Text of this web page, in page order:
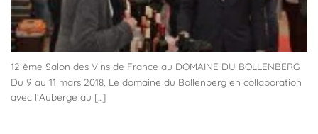
12 ème Salon des Vins de France au DOMAINE DU BOLLENBERG
Du 9 au 11 mars 2018, Le domaine du Bollenberg en collaboration
avec l’Auberge au [...]